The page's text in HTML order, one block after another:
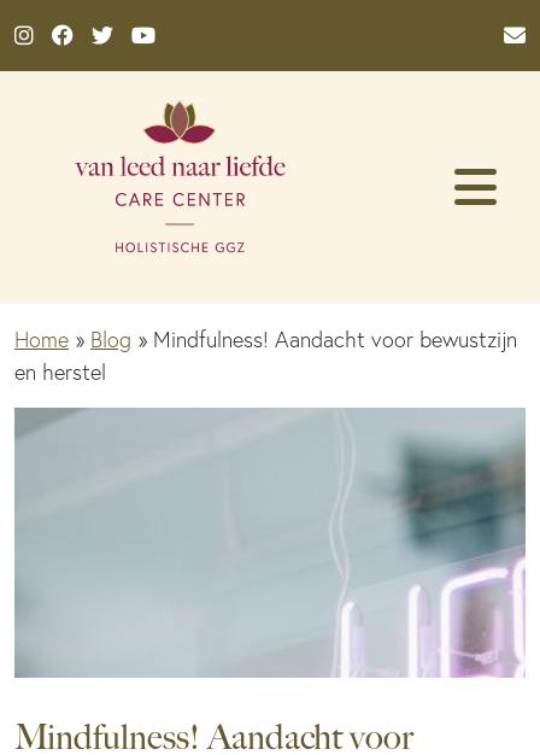
Home » Blog » Mindfulness! Aandacht voor bewustzijn
en herstel
Mindfulness! Aandacht voor